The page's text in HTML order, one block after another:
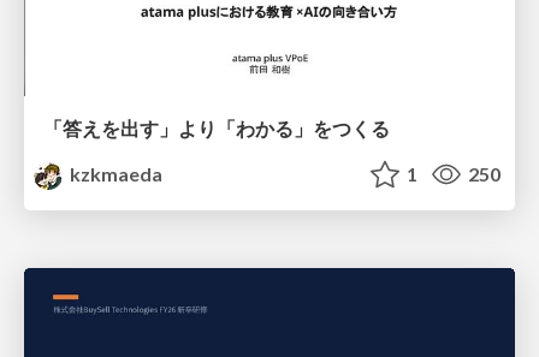
「答えを出す」より「わかる」をつくる
kzkmaeda
1 250